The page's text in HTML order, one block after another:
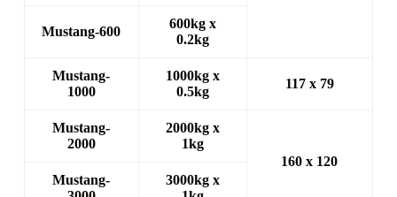
Mustang-600
600kg x
0.2kg
Mustang-
1000
1000kg x
0.5kg
117 x 79
Mustang-
2000
2000kg x
1kg
160 x 120
Mustang-
3000kg x